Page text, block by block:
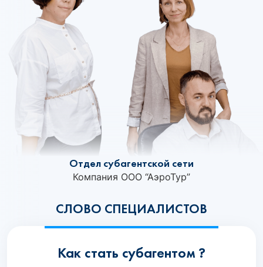
СЛОВО СПЕЦИАЛИСТОВ
Отдел субагентской сети
Компания ООО “АэроТур”
Как стать субагентом ?